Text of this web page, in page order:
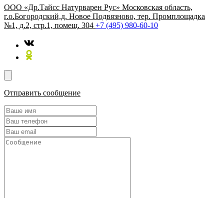
ООО «Др.Тайсс Натурварен Рус» Московская область,
г.о.Богородский,д. Новое Подвязново, тер. Промплощадка
№1, д.2, стр.1, помещ. 304 +7 (495) 980-60-10
Отправить сообщение